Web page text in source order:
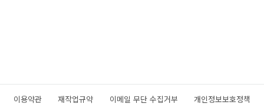
이용약관 재작업규약 이메일 무단 수집거부 개인정보보호정책